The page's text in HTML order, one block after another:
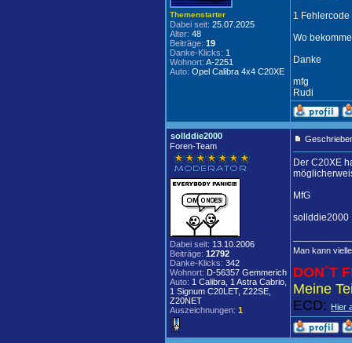
Themenstarter
Dabei seit: 25.07.2025
Alter: 48
Beiträge: 19
Danke-Klicks: 1
Wohnort: A-2251
Auto: Opel Calibra 4x4 C20XE
1
Wo
Danke
mfg
Rudi
sollddie2000
Foren-Team
Dabei seit: 13.10.2006
Beiträge: 12792
Danke-Klicks: 342
Wohnort: D-56357 Gemmerich
Auto: 1 Calibra, 1 Astra Cabrio,
1 Signum C20LET, Z22SE,
Z20NET
Auszeichnungen: 1
Der C20XE
MfG
sollddie2000
Man kann
DON´T
Meine
ECD: Hier